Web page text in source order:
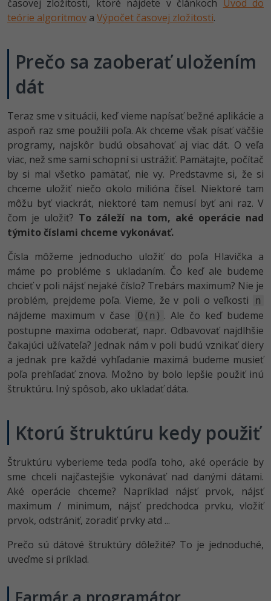
UML
Umelá inteligencia
Pre deti
Viac
Fórum
Kurzy e-commerce
Testovanie softvéru
Marketing -30%
WordPress
SEO -30%
UX
Copywriting -30%
MS Office
Google Dokumenty
Time management
Fórum
Kurzy dizajnu
HTML/CSS -80%
Photoshop -80%
Adobe Illustrator -80%
Adobe Lightroom -30%
Adobe InDesign -25%
Adobe After Effects
Blender -80%
Inkscape
Fotografovanie -80%
Príbehy absolventov
Blog
Médiá
Kariéra
časovej zložitosti, ktoré nájdete v článkoch Úvod do
teórie algoritmov a Výpočet časovej zložitosti.
Prečo sa zaoberať uložením
dát
Teraz sme v situácii, keď vieme napísať bežné aplikácie a
aspoň raz sme použili poľa. Ak chceme však písať väčšie
programy, najskôr budú obsahovať aj viac dát. O veľa
viac, než sme sami schopní si ustrážiť. Pamätajte, počítač
by si mal všetko pamätať, nie vy. Predstavme si, že si
chceme uložiť niečo okolo milióna čísel. Niektoré tam
môžu byť viackrát, niektoré tam nemusí byť ani raz. V
čom je uložiť? To záleží na tom, aké operácie nad
týmito číslami chceme vykonávať.
Čísla môžeme jednoducho uložiť do poľa Hlavička a
máme po probléme s ukladaním. Čo keď ale budeme
chcieť v poli nájsť nejaké číslo? Trebárs maximum? Nie je
problém, prejdeme poľa. Vieme, že v poli o veľkosti
n
nájdeme maximum v čase O(n) . Ale čo keď budeme
postupne maxima odoberať, napr. Odbavovať najdlhšie
čakajúci užívateľa? Jednak nám v poli budú vznikať diery
a jednak pre každé vyhľadanie maximá budeme musieť
poľa prehľadať znova. Možno by bolo lepšie použiť inú
štruktúru. Iný spôsob, ako ukladať dáta.
Ktorú štruktúru kedy použiť
Štruktúru vyberieme teda podľa toho, aké operácie by
sme chceli najčastejšie vykonávať nad danými dátami.
Aké operácie chceme? Napríklad nájsť prvok, nájsť
maximum / minimum, nájsť predchodca prvku, vložiť
prvok, odstrániť, zoradiť prvky atd ...
Prečo sú dátové štruktúry dôležité? To je jednoduché,
uveďme si príklad.
Farmár a programátor